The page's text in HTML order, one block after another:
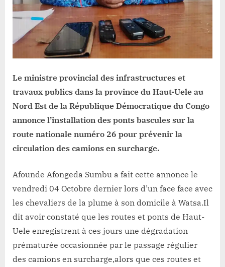
des
ponts
bascules
sur
26
la
circulation
des
Le ministre provincial des infrastructures et
travaux publics dans la province du Haut-Uele au
Nord Est de la République Démocratique du Congo
annonce l’installation des ponts bascules sur la
route nationale numéro 26 pour prévenir la
circulation des camions en surcharge.
Afounde Afongeda Sumbu a fait cette annonce le
vendredi 04 Octobre dernier lors d’un face face avec
les chevaliers de la plume à son domicile à Watsa.Il
dit avoir constaté que les routes et ponts de Haut-
Uele enregistrent à ces jours une dégradation
prématurée occasionnée par le passage régulier
des camions en surcharge,alors que ces routes et